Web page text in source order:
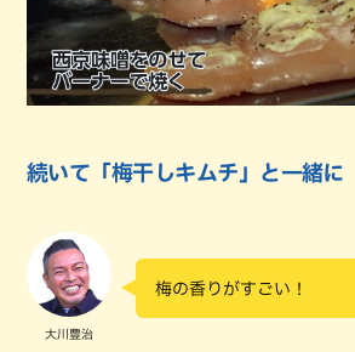
続いて「梅干しキムチ」と一緒に
大川豊治
梅の香りがすごい！